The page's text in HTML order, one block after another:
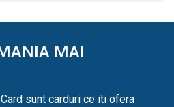
MAI
sunt carduri ce iti ofera